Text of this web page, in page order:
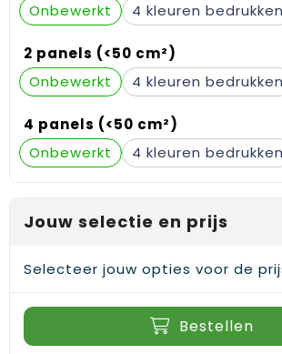
Gehoorbescherming
Schoenentassen
Schoudertassen
Sporttassen
Strandtassen
Waterbestendige tassen
Medailles en prijzen
Nekwarmers
Hoofdbanden
Caps, hoeden en mutsen
Onbewerkt
4
2 panels (<50 cm²)
Onbewerkt
4
4 panels (<50 cm²)
Onbewerkt
4
Jouw selectie en prijs
Selecteer jouw opties voor de
Bestellen